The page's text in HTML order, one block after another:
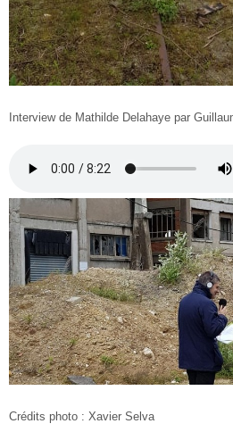
Interview de Mathilde Delahaye par
Crédits photo : Xavier Selva